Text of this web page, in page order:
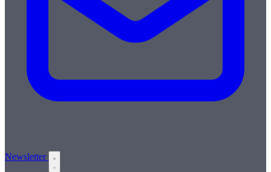
Newsletter